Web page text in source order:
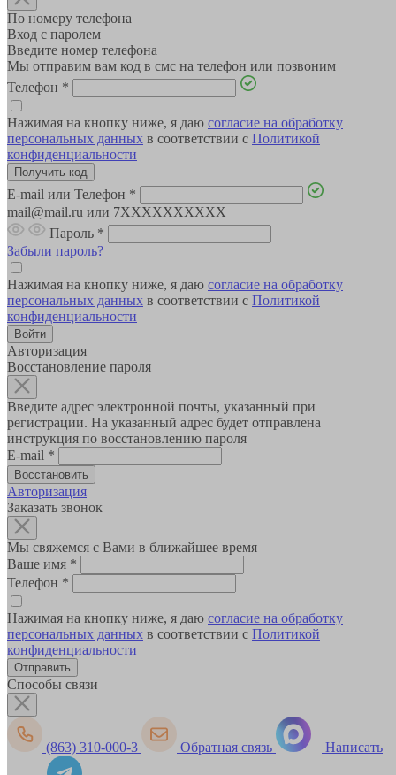
По номеру телефона
Вход с паролем
Введите номер телефона
Мы отправим вам код в смс на телефон или позвоним
Телефон *
Нажимая на кнопку ниже, я даю согласие на обработку
персональных данных в соответствии с Политикой
конфиденциальности
E-mail или Телефон *
mail@mail.ru или 7XXXXXXXXXX
Пароль *
Забыли пароль?
Нажимая на кнопку ниже, я даю согласие на обработку
персональных данных в соответствии с Политикой
конфиденциальности
Авторизация
Восстановление пароля
Введите адрес электронной почты, указанный при
регистрации. На указанный адрес будет отправлена
инструкция по восстановлению пароля
E-mail *
Авторизация
Заказать звонок
Мы свяжемся с Вами в ближайшее время
Ваше имя *
Телефон *
Нажимая на кнопку ниже, я даю согласие на обработку
персональных данных в соответствии с Политикой
конфиденциальности
Способы связи
(863) 310-000-3 Обратная связь Написать